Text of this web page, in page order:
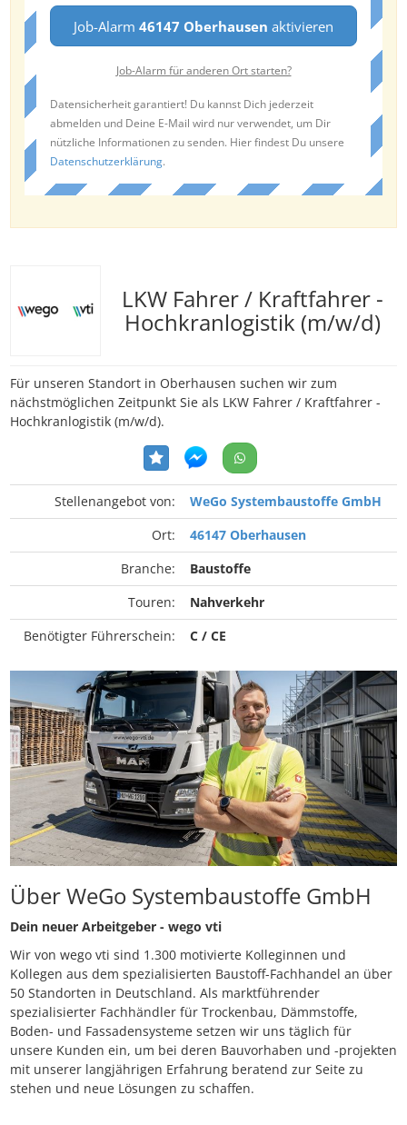
Job-Alarm 46147 Oberhausen aktivieren
Job-Alarm für anderen Ort starten?
Datensicherheit garantiert! Du kannst Dich jederzeit
abmelden und Deine E-Mail wird nur verwendet, um Dir
nützliche Informationen zu senden. Hier findest Du unsere
Datenschutzerklärung.
LKW Fahrer / Kraftfahrer -
Hochkranlogistik (m/w/d)
Für unseren Standort in Oberhausen suchen wir zum
nächstmöglichen Zeitpunkt Sie als LKW Fahrer / Kraftfahrer -
Hochkranlogistik (m/w/d).
Stellenangebot von:
WeGo Systembaustoffe GmbH
Ort:
46147 Oberhausen
Branche:
Baustoffe
Touren:
Nahverkehr
Benötigter Führerschein:
C / CE
Über WeGo Systembaustoffe GmbH
Dein neuer Arbeitgeber - wego vti
Wir von wego vti sind 1.300 motivierte Kolleginnen und
Kollegen aus dem spezialisierten Baustoff-Fachhandel an über
50 Standorten in Deutschland. Als marktführender
spezialisierter Fachhändler für Trockenbau, Dämmstoffe,
Boden- und Fassadensysteme setzen wir uns täglich für
unsere Kunden ein, um bei deren Bauvorhaben und -projekten
mit unserer langjährigen Erfahrung beratend zur Seite zu
stehen und neue Lösungen zu schaffen.